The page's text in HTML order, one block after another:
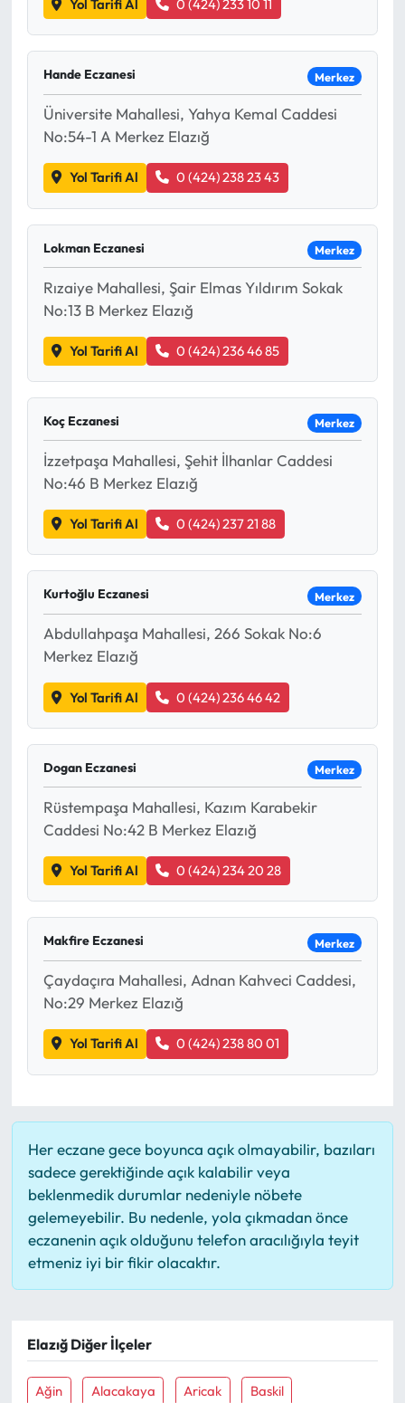
Yol Tarifi Al 0 (424) 233 10 11
Hande Eczanesi Merkez
Üniversite Mahallesi, Yahya Kemal Caddesi
No:54-1 A Merkez Elazığ
Yol Tarifi Al 0 (424) 238 23 43
Lokman Eczanesi Merkez
Rızaiye Mahallesi, Şair Elmas Yıldırım Sokak
No:13 B Merkez Elazığ
Yol Tarifi Al 0 (424) 236 46 85
Koç Eczanesi Merkez
İzzetpaşa Mahallesi, Şehit İlhanlar Caddesi
No:46 B Merkez Elazığ
Yol Tarifi Al 0 (424) 237 21 88
Kurtoğlu Eczanesi Merkez
Abdullahpaşa Mahallesi, 266 Sokak No:6
Merkez Elazığ
Yol Tarifi Al 0 (424) 236 46 42
Dogan Eczanesi Merkez
Rüstempaşa Mahallesi, Kazım Karabekir
Caddesi No:42 B Merkez Elazığ
Yol Tarifi Al 0 (424) 234 20 28
Makfire Eczanesi Merkez
Çaydaçıra Mahallesi, Adnan Kahveci Caddesi,
No:29 Merkez Elazığ
Yol Tarifi Al 0 (424) 238 80 01
Her eczane gece boyunca açık olmayabilir, bazıları
sadece gerektiğinde açık kalabilir veya
beklenmedik durumlar nedeniyle nöbete
gelemeyebilir. Bu nedenle, yola çıkmadan önce
eczanenin açık olduğunu telefon aracılığıyla teyit
etmeniz iyi bir fikir olacaktır.
Elazığ Diğer İlçeler
Ağin Alacakaya Aricak Baskil